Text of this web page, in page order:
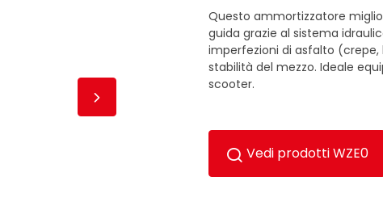
Questo ammortizzatore
guida grazie al sistema
imperfezioni di asfalto
stabilità del mezzo. Ideale
scooter.
Vedi prodotti WZE0